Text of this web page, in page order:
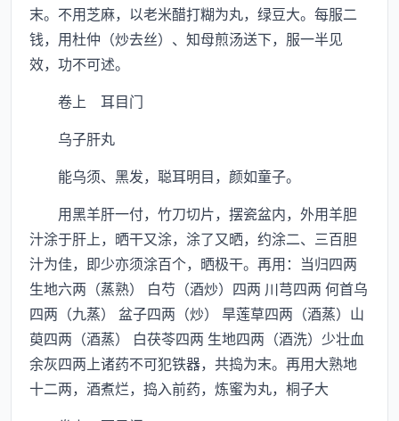
末。不用芝麻，以老米醋打糊为丸，绿豆大。每服二
钱，用杜仲（炒去丝）、知母煎汤送下，服一半见
效，功不可述。
卷上 耳目门
乌子肝丸
能乌须、黑发，聪耳明目，颜如童子。
用黑羊肝一付，竹刀切片，摆瓷盆内，外用羊胆
汁涂于肝上，晒干又涂，涂了又晒，约涂二、三百胆
汁为佳，即少亦须涂百个，晒极干。再用：当归四两
生地六两（蒸熟） 白芍（酒炒）四两 川芎四两 何首乌
四两（九蒸） 盆子四两（炒） 旱莲草四两（酒蒸）山
萸四两（酒蒸） 白茯苓四两 生地四两（酒洗）少壮血
余灰四两上诸药不可犯铁器，共捣为末。再用大熟地
十二两，酒煮烂，捣入前药，炼蜜为丸，桐子大